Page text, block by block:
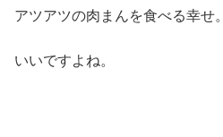
アツアツの肉まんを食べる幸せ。
いいですよね。